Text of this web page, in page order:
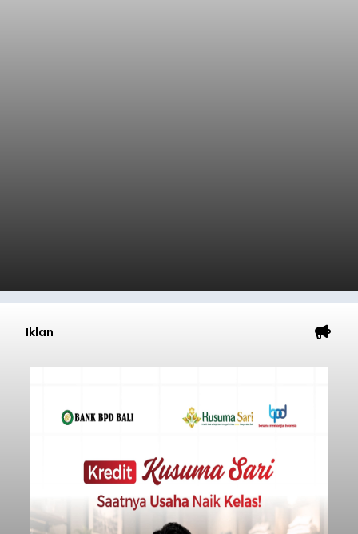
Iklan
GIPI Bali Harap Proyek PFII di
Bali Membawa Manfaat
Ekonomi bagi Masyarakat
balitribune.co.id | Denpasar -